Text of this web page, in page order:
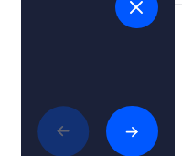
Articoli collegati